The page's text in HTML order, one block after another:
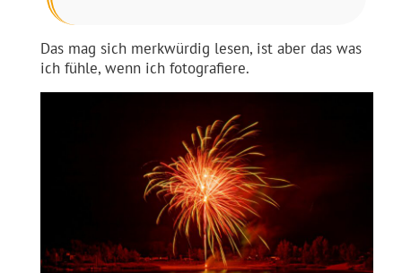
Das mag sich merkwürdig lesen, ist aber das was
ich fühle, wenn ich fotografiere.